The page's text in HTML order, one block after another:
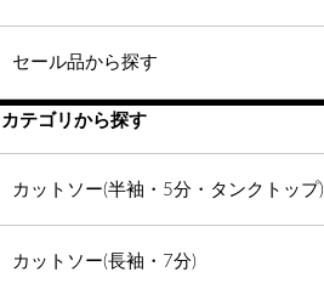
セール品から探す
カテゴリから探す
カットソー(半袖・5分・タンクトップ)
カットソー(長袖・7分)